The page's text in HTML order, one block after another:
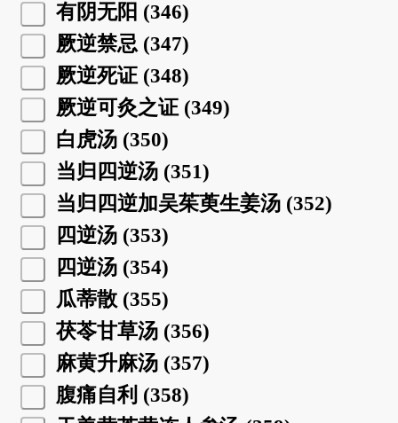
有阴无阳 (346)
厥逆禁忌 (347)
厥逆死证 (348)
厥逆可灸之证 (349)
白虎汤 (350)
当归四逆汤 (351)
当归四逆加吴茱萸生姜汤 (352)
四逆汤 (353)
四逆汤 (354)
瓜蒂散 (355)
茯苓甘草汤 (356)
麻黄升麻汤 (357)
腹痛自利 (358)